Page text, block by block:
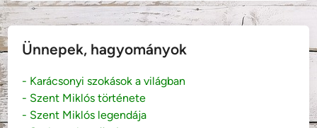
Ünnepek, hagyományok
- Karácsonyi szokások a világban
- Szent Miklós története
- Szent Miklós legendája